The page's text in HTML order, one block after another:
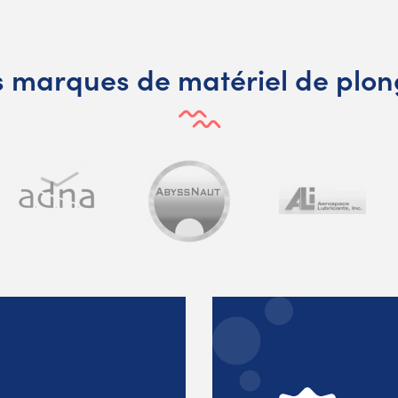
marques de matériel de